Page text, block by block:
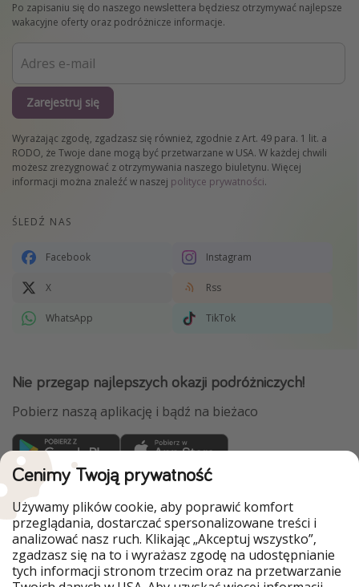
Po zapisaniu się do naszego newslettera będziesz otrzymywać najlepsze
wakacyjne oferty oraz podróżnicze informacje.
Zarejestruj się
Wyrażając zgodę, zgadzasz się również, zgodnie z Art. 49 para. 1 lit. a
RODO, że Twoje dane mogą być przetwarzane w USA. W każdej chwili
możesz zrezygnować z otrzymywania naszego biuletynu. Więcej
informacji można znaleźć w naszej polityce prywatności.
ŚLEDŹ NAS
Facebook Instagram
X Rss
WhatsApp TikTok
Nie przegap najlepszych okazji podróżniczych!
Pobierz naszą aplikację i bądź na bieżaco
WakacyjniPiraci są częścią Grupy HolidayPirates
Nasze rynki
PiratinViaggio
HolidayPirates
VakantiePiraten
VoyagesPirates
Ferienpiraten
Urlaubspiraten
Cenimy Twoją prywatność
Używamy plików cookie, aby poprawić komfort
przeglądania, dostarczać spersonalizowane treści i
analizować nasz ruch. Klikając „Akceptuj wszystko”,
zgadzasz się na to i wyrażasz zgodę na udostępnianie
tych informacji stronom trzecim oraz na przetwarzanie